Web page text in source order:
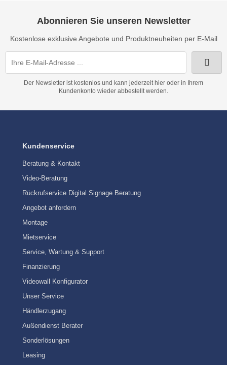
Abonnieren Sie unseren Newsletter
Kostenlose exklusive Angebote und Produktneuheiten per E-Mail
Der Newsletter ist kostenlos und kann jederzeit hier oder in Ihrem
Kundenkonto wieder abbestellt werden.
Kundenservice
Beratung & Kontakt
Video-Beratung
Rückrufservice Digital Signage Beratung
Angebot anfordern
Montage
Mietservice
Service, Wartung & Support
Finanzierung
Videowall Konfigurator
Unser Service
Händlerzugang
Außendienst Berater
Sonderlösungen
Leasing